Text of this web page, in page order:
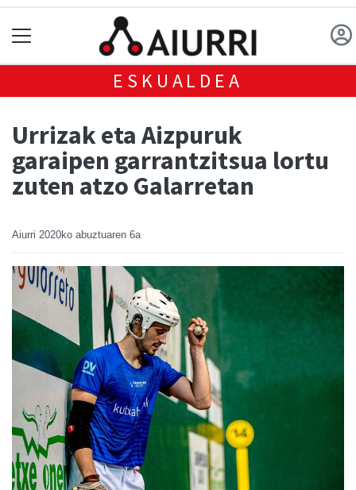
ESKUALDEA
Urrizak eta Aizpuruk
garaipen garrantzitsua lortu
zuten atzo Galarretan
Aiurri 2020ko abuztuaren 6a